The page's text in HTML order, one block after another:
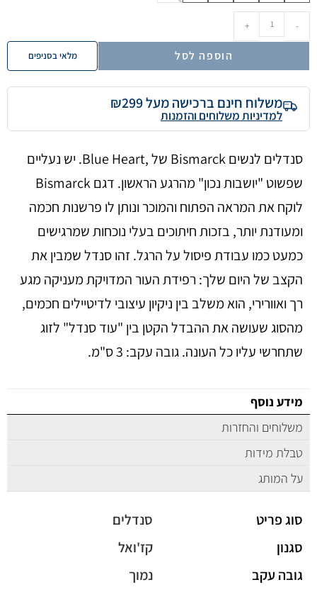
-
+
הוספה לסל מלאי בסניפים
משלוח חינם ברכישה מעל ₪299
למדיניות משלוחים והזמנות
סנדלים לנשים Bismarck של ,Blue Heart. יש נעליים
שפשוט "יושבות נכון" מהרגע הראשון. דגם Bismarck
לוקח את המראה הפתוח והמוכר ונותן לו פרשנות חכמה
ומעודנת יותר, בזכות חיתוכים בעלי נוכחות שמרגישים
כמעט כמו עבודת פיסול על הרגל. זהו סנדל שמבין את
הקצב של היום שלך: רפידת העור המדויקת מעניקה מגע
רך ואוורירי, הוא משלב בין ניקיון עיצובי לדיטיילים חכמים,
מהסוג שעושה את ההבדל הקטן בין "עוד סנדל" לזוג
שתחרשי עליו כל העונה. גובה עקב: 3 ס"מ.
מידע נוסף
משלוחים והחזרות
טבלת מידות
על המותג
סוג פריט
סנדלים
סגנון
קז'ואל
גובה עקב
נמוך